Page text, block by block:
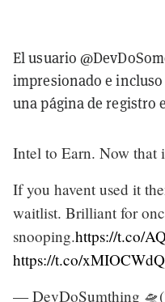
El usuario
impresionado e
una página de registro
Intel to Earn. Now that
If you havent used it
waitlist. Brilliant for
snooping.https://t.co/
https://t.co/
— DevDoSumthing